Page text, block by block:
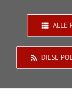
ALLE
DIESE